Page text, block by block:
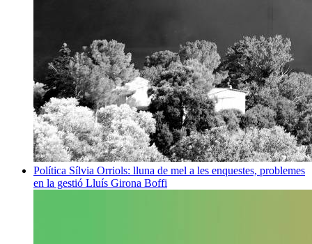
Política Sílvia Orriols: lluna de mel a les enquestes, problemes
en la gestió Lluís Girona Boffi